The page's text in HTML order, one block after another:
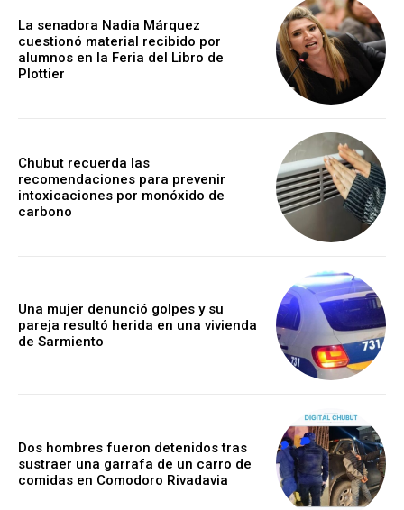
La senadora Nadia Márquez
cuestionó material recibido por
alumnos en la Feria del Libro de
Plottier
Chubut recuerda las
recomendaciones para prevenir
intoxicaciones por monóxido de
carbono
Una mujer denunció golpes y su
pareja resultó herida en una vivienda
de Sarmiento
Dos hombres fueron detenidos tras
sustraer una garrafa de un carro de
comidas en Comodoro Rivadavia